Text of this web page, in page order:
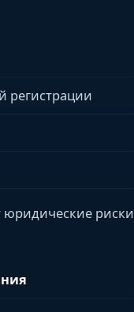
регистрации
риски